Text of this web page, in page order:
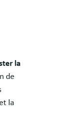
la
de
la